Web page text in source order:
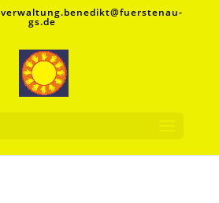
verwaltung.benedikt@fuerstenau-
gs.de